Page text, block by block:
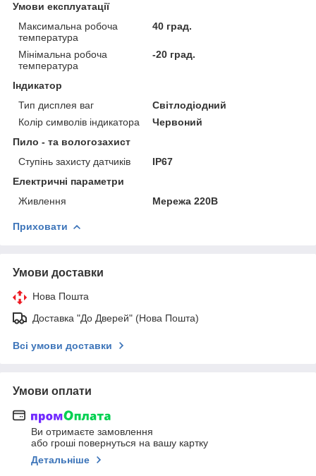
Умови експлуатації
Максимальна робоча
температура
40 град.
Мінімальна робоча
температура
-20 град.
Індикатор
Тип дисплея ваг
Світлодіодний
Колір символів індикатора
Червоний
Пило - та вологозахист
Ступінь захисту датчиків
IP67
Електричні параметри
Живлення
Мережа 220В
Приховати
Умови доставки
Нова Пошта
Доставка "До Дверей" (Нова Пошта)
Всі умови доставки
Умови оплати
Ви отримаєте замовлення
або гроші повернуться на вашу картку
Детальніше